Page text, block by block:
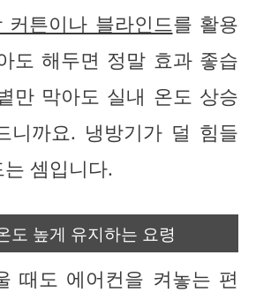
커튼이나 블라인드를 활용
도 해두면 정말 효과 좋습
만 막아도 실내 온도 상승
니까요. 냉방기가 덜 힘들
셈입니다.
도 높게 유지하는 요령
때도 에어컨을 켜놓는 편